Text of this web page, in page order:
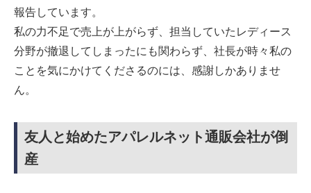
報告しています。
私の力不足で売上が上がらず、担当していたレディース
分野が撤退してしまったにも関わらず、社長が時々私の
ことを気にかけてくださるのには、感謝しかありませ
ん。
友人と始めたアパレルネット通販会社が倒
産